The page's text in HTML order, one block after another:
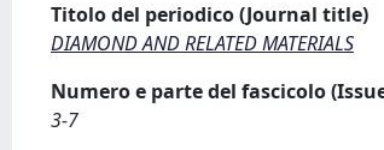
Titolo del periodico (Journal title)
DIAMOND AND RELATED MATERIALS
Numero e parte del fascicolo
3-7